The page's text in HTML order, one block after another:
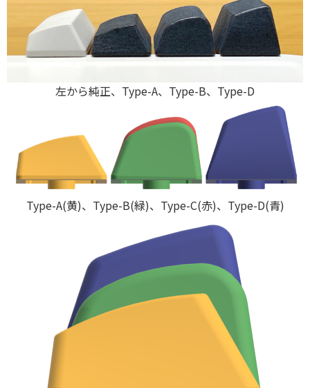
左から純正、Type-A、Type-B、Type-D
Type-A(黄)、Type-B(緑)、Type-C(赤)、Type-D(青)